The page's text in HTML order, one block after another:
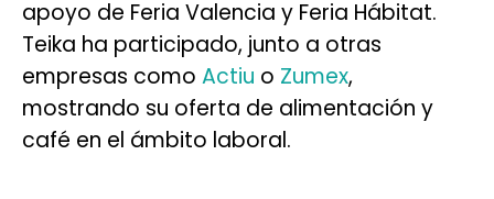
apoyo de Feria Valencia y Feria Hábitat.
Teika ha participado, junto a otras
empresas como Actiu o Zumex,
mostrando su oferta de alimentación y
café en el ámbito laboral.